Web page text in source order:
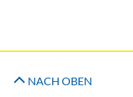
NACH OBEN